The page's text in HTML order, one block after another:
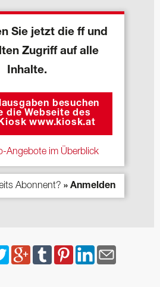
Sie jetzt die ff und
Zugriff auf alle
Inhalte.
besuchen
die Webseite des
www.kiosk.at
Angebote im Überblick
Abonnent? » Anmelden